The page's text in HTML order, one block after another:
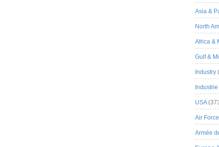
Asia &
North
Africa &
Gulf &
Industry
Industrie
USA
Air Force
Armée